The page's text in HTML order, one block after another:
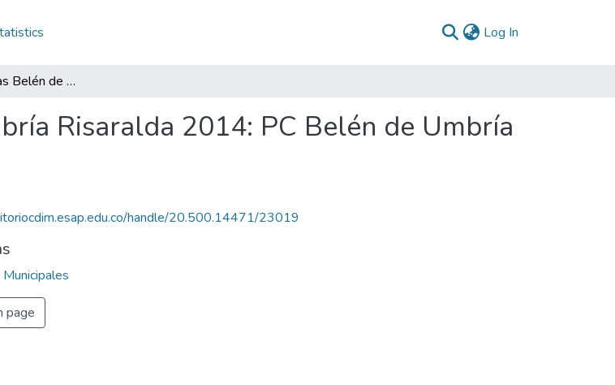
Log In
Plan de Compras Belén de Umbría Risaralda 2014: PC Belén de Umbría Risaralda 2014
Risaralda 2014: PC Belén de Umbría
handle/20.500.14471/23019
page